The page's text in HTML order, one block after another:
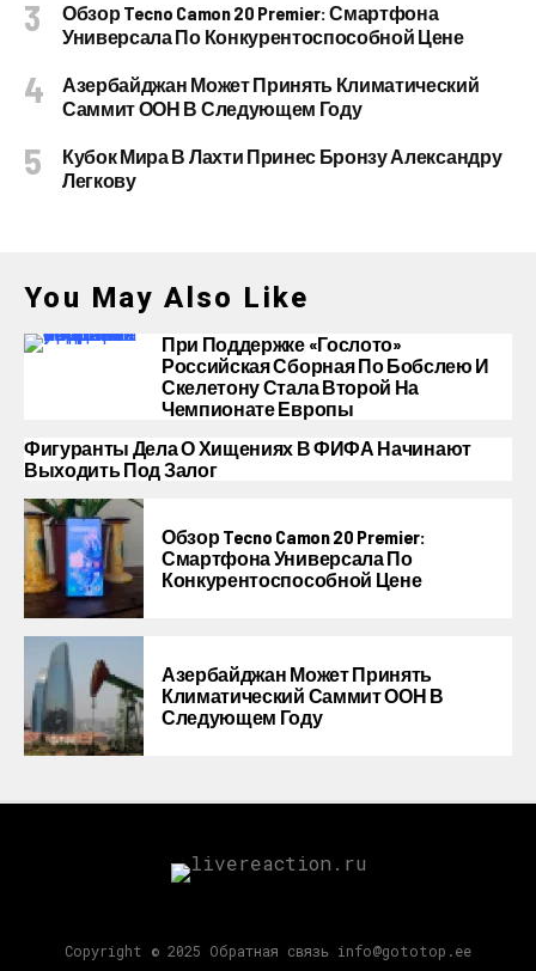
Обзор Tecno Camon 20 Premier: Смартфона
Универсала По Конкурентоспособной Цене
Азербайджан Может Принять Климатический
Саммит ООН В Следующем Году
Кубок Мира В Лахти Принес Бронзу Александру
Легкову
You May Also Like
При Поддержке «Гослото»
Российская Сборная По Бобслею И
Скелетону Стала Второй На
Чемпионате Европы
Фигуранты Дела О Хищениях В ФИФА Начинают
Выходить Под Залог
Обзор Tecno Camon 20 Premier:
Смартфона Универсала По
Конкурентоспособной Цене
Азербайджан Может Принять
Климатический Саммит ООН В
Следующем Году
Copyright © 2025 Обратная связь info@gototop.ee